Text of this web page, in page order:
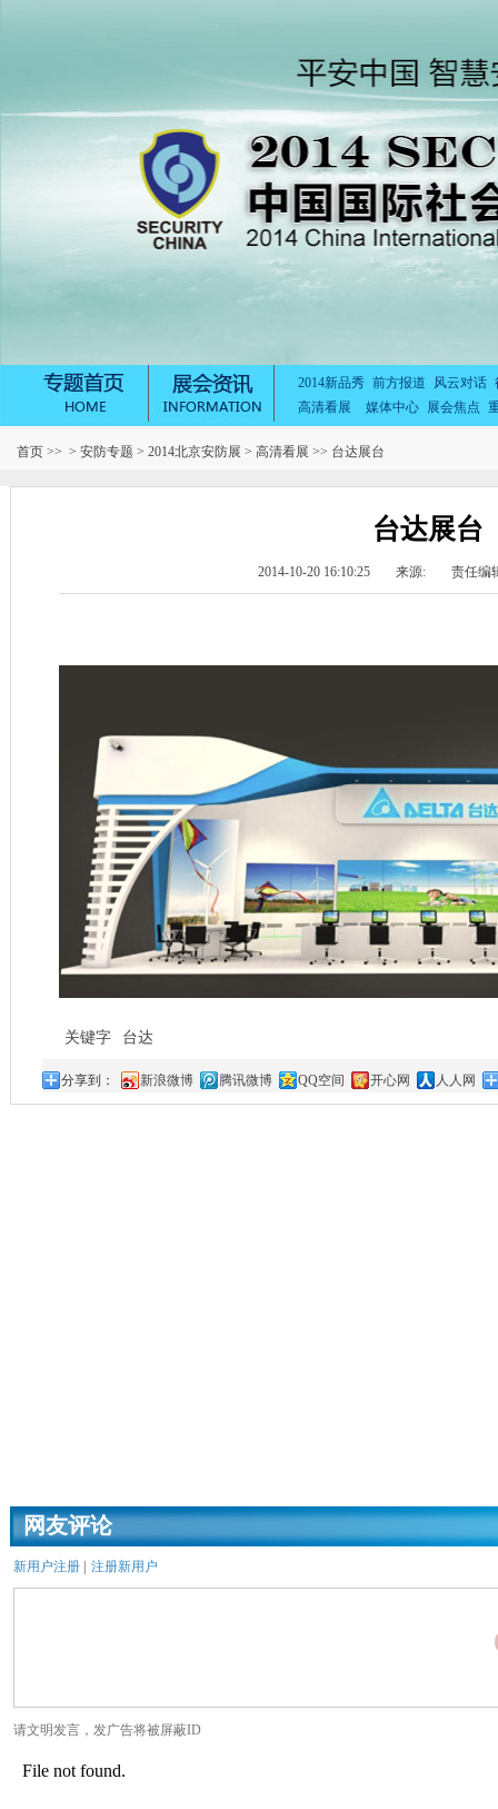
2014新品秀 前方报道 风云对话
高清看展
媒体中心 展会焦点
首页 >> > 安防专题 > 2014北京安防展 > 高清看展 >> 台达展台
台达展台
2014-10-20 16:10:25 来源: 责任编
关键字 台达
分享到： 新浪微博 腾讯微博 QQ空间 开心网 人人网
网友评论
新用户注册 注册新用户
请文明发言，发广告将被屏蔽ID